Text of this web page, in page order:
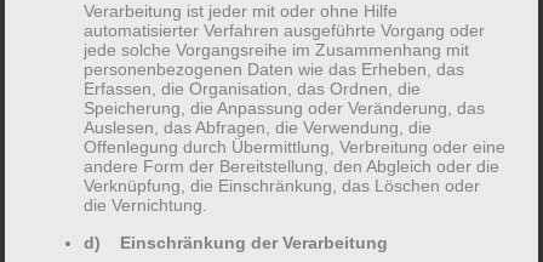
Verarbeitung ist jeder mit oder ohne Hilfe
automatisierter Verfahren ausgeführte Vorgang oder
jede solche Vorgangsreihe im Zusammenhang mit
personenbezogenen Daten wie das Erheben, das
Erfassen, die Organisation, das Ordnen, die
Speicherung, die Anpassung oder Veränderung, das
Auslesen, das Abfragen, die Verwendung, die
Offenlegung durch Übermittlung, Verbreitung oder eine
andere Form der Bereitstellung, den Abgleich oder die
Verknüpfung, die Einschränkung, das Löschen oder
die Vernichtung.
d) Einschränkung der Verarbeitung